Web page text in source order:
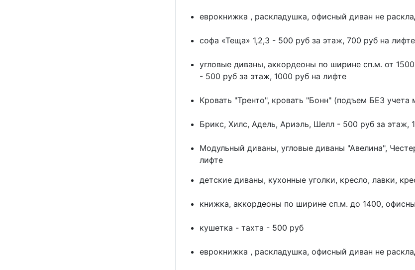
еврокнижка , раскладушка, офисный диван не
софа «Теща» 1,2,3 - 500 руб за этаж, 700 руб на лифте
угловые диваны, аккордеоны по ширине сп.м. от
- 500 руб за этаж, 1000 руб на лифте
Кровать "Тренто", кровать "Бонн" (подъем БЕЗ
Брикс, Хилс, Адель, Ариэль, Шелл - 500 руб за этаж,
Модульный диваны, угловые диваны "Авелина",
лифте
детские диваны, кухонные уголки, кресло, лавки,
книжка, аккордеоны по ширине сп.м. до 1400,
кушетка - тахта - 500 руб
еврокнижка , раскладушка, офисный диван не